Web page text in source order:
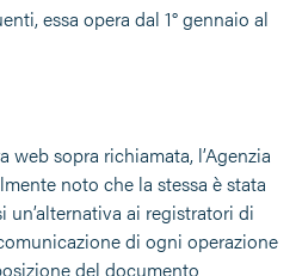
essa opera dal 1° gennaio al
sopra richiamata, l’Agenzia
noto che la stessa è stata
un’alternativa ai registratori di
di ogni operazione
del documento